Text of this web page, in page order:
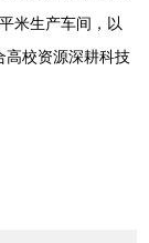
米生产车间，以
高校资源深耕科技